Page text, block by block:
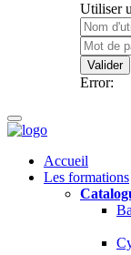
Utiliser
Valider
Error:
Accueil
Les formations